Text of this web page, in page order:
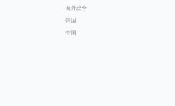
海外総合
韓国
中国